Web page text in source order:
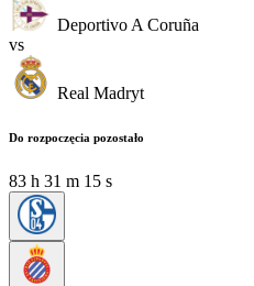
Deportivo A Coruña
vs
Real Madryt
Do rozpoczęcia pozostało
83 h 31 m 13 s